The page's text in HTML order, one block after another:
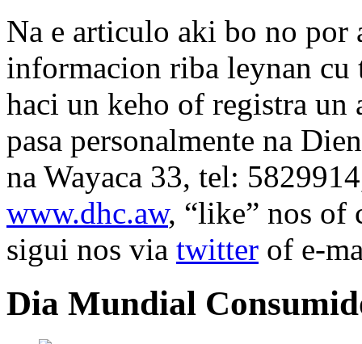
Na e articulo aki bo no por
informacion riba leynan cu
haci un keho of registra un
pasa personalmente na
na Wayaca 33, tel:
www.dhc.aw, “like” nos of
sigui nos via twitter of e-
Dia Mundial